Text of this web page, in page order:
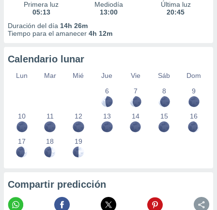
Primera luz
05:13
Mediodía
13:00
Última luz
20:45
Duración del día 14h 26m
Tiempo para el amanecer 4h 12m
Calendario lunar
Lun Mar Mié Jue Vie Sáb
Dom
6
7 8 9
10 11 12 13 14 15 16
17 18 19
Compartir predicción